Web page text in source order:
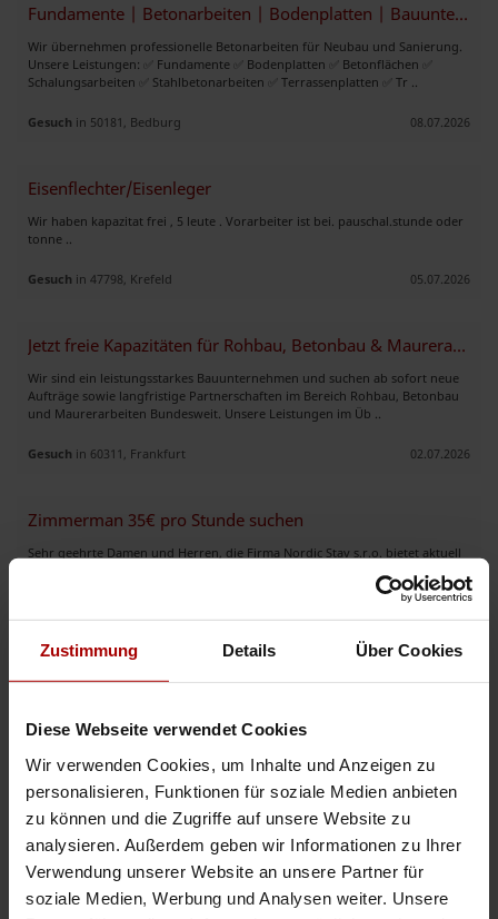
Zustimmung Details Über Cookies
Diese Webseite verwendet Cookies
Wir verwenden Cookies, um Inhalte und Anzeigen zu
personalisieren, Funktionen für soziale Medien anbieten
zu können und die Zugriffe auf unsere Website zu
analysieren. Außerdem geben wir Informationen zu Ihrer
Verwendung unserer Website an unsere Partner für
soziale Medien, Werbung und Analysen weiter. Unsere
Fundamente | Betonarbeiten | Bodenplatten | Bauunternehmen Siwicka
Wir übernehmen professionelle Betonarbeiten für Neubau und Sanierung.
Unsere Leistungen: ✅ Fundamente ✅ Bodenplatten ✅ Betonflächen ✅
Schalungsarbeiten ✅ Stahlbetonarbeiten ✅ Terrassenplatten ✅ Tr ..
Gesuch in 50181, Bedburg 08.07.2026
Eisenflechter/Eisenleger
Wir haben kapazitat frei , 5 leute . Vorarbeiter ist bei. pauschal.stunde oder
tonne ..
Gesuch in 47798, Krefeld 05.07.2026
Jetzt freie Kapazitäten für Rohbau, Betonbau & Maurerarbeiten
Wir sind ein leistungsstarkes Bauunternehmen und suchen ab sofort neue
Aufträge sowie langfristige Partnerschaften im Bereich Rohbau, Betonbau
und Maurerarbeiten Bundesweit. Unsere Leistungen im Üb ..
Gesuch in 60311, Frankfurt 02.07.2026
Zimmerman 35€ pro Stunde suchen
Sehr geehrte Damen und Herren, die Firma Nordic Stav s.r.o. bietet aktuell
Wir sind ein deutsch-polnisches Unternehmen und stellen qualifiziertes
Verfügung. Wir sind offen für verschiedene Formen der Zu ..
Gesuchin 90439, Nürnberg 30.06.2026
Bauunternehmen hat zu sofort freie Kapazitäten
Wir sind ein Unternehmen aus Osnabrück und suchen zu sofort Aufträge im